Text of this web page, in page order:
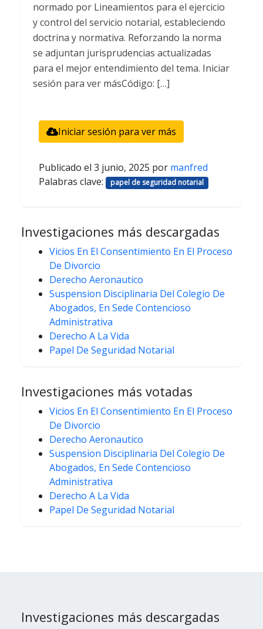
normado por Lineamientos para el ejercicio
y control del servicio notarial, estableciendo
doctrina y normativa. Reforzando la norma
se adjuntan jurisprudencias actualizadas
para el mejor entendimiento del tema. Iniciar
sesión para ver másCódigo: […]
Iniciar sesión para ver más
Publicado el 3 junio, 2025 por manfred
Palabras clave:
papel de seguridad notarial
Investigaciones más descargadas
Vicios En El Consentimiento En El Proceso
De Divorcio
Derecho Aeronautico
Suspension Disciplinaria Del Colegio De
Abogados, En Sede Contencioso
Administrativa
Derecho A La Vida
Papel De Seguridad Notarial
Investigaciones más votadas
Vicios En El Consentimiento En El Proceso
De Divorcio
Derecho Aeronautico
Suspension Disciplinaria Del Colegio De
Abogados, En Sede Contencioso
Administrativa
Derecho A La Vida
Papel De Seguridad Notarial
Investigaciones más descargadas